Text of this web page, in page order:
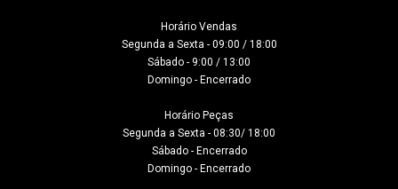
Horário Vendas
Segunda a Sexta - 09:00 / 18:00
Sábado - 9:00 / 13:00
Domingo - Encerrado
Horário Peças
Segunda a Sexta - 08:30/ 18:00
Sábado - Encerrado
Domingo - Encerrado